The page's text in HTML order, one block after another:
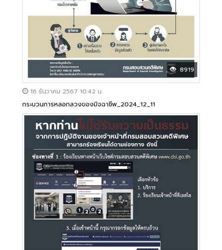
8919
16 ธันวาคม 2567 10:42 น.
กระบวนการหลอกลวงของมิจฉาชีพ_2024_12_11